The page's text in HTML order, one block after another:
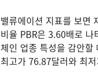
밸류에이션 지표를 보면
비율 PBR은 3.60배로
체인 업종 특성을 감안
최고가 76.87달러와 최